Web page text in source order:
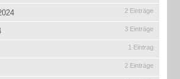
2 Einträge
3 Einträge
1 Eintrag
2 Einträge